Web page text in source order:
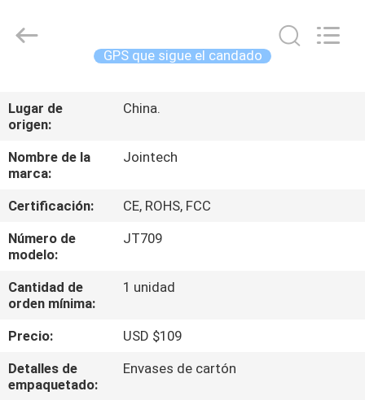
PRODUCTOS
SHOW
NOSOTROS
VIAJE
DE
Technology
GPS que sigue el candado
Lugar de
origen:
China.
Nombre de la
marca:
Jointech
Certificación:
CE, ROHS, FCC
Número de
modelo:
JT709
Cantidad de
orden mínima:
1 unidad
Precio:
USD $109
Detalles de
empaquetado:
Envases de cartón